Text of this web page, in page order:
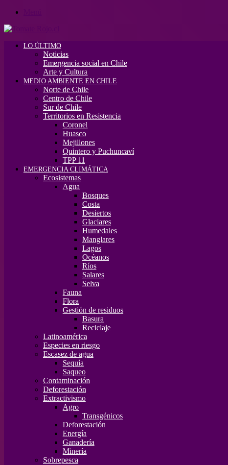
LO ÚLTIMO
Noticias
Emergencia social en Chile
Arte y Cultura
MEDIO AMBIENTE EN CHILE
Norte de Chile
Centro de Chile
Sur de Chile
Territorios en Resistencia
Coronel
Huasco
Mejillones
Quintero y Puchuncaví
TPP 11
EMERGENCIA CLIMÁTICA
Ecosistemas
Agua
Bosques
Costa
Desiertos
Glaciares
Humedales
Manglares
Lagos
Océanos
Ríos
Salares
Selva
Fauna
Flora
Gestión de residuos
Basura
Reciclaje
Latinoamérica
Especies en riesgo
Escasez de agua
Sequía
Saqueo
Contaminación
Deforestación
Extractivismo
Agro
Transgénicos
Deforestación
Energía
Ganadería
Minería
Sobrepesca